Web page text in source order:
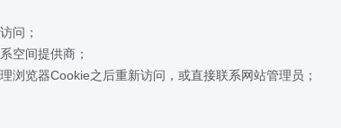
问；
空间提供商；
浏览器Cookie之后重新访问，或直接联系网站管理员；